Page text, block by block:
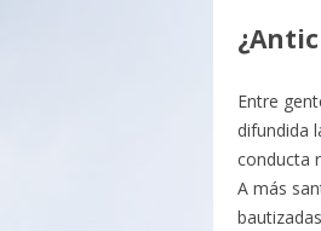
Entre
difundida
conducta
A más